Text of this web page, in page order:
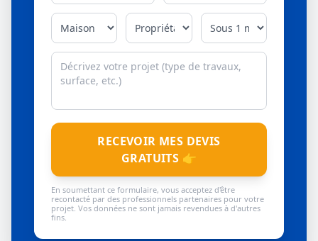
RECEVOIR MES DEVIS
GRATUITS 👉
En soumettant ce formulaire, vous acceptez d'être
recontacté par des professionnels partenaires pour votre
projet. Vos données ne sont jamais revendues à d'autres
fins.